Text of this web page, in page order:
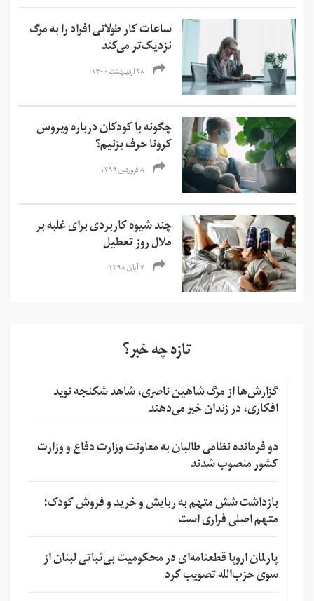
ساعات کار طولانی افراد را به مرگ
نزدیک‌تر می‌کند
۲۸ اردیبهشت ۱۴۰۰
چگونه با کودکان درباره ویروس
کرونا حرف بزنیم؟
۸ فروردین ۱۳۹۹
چند شیوه کاربردی برای غلبه بر
ملال روز تعطیل
۷ آبان ۱۳۹۸
تازه چه خبر؟
گزارش‌ها از مرگ شاهین ناصری، شاهد شکنجه نوید
افکاری، در زندان خبر می‌دهند
دو فرمانده نظامی طالبان به معاونت وزارت دفاع و وزارت
کشور منصوب شدند
بازداشت شش متهم به ربایش و خرید و فروش کودک؛
متهم اصلی فراری است
پارلمان اروپا قطعنامه‌ای در محکومیت بی‌ثباتی لبنان از
سوی حزب‌الله تصویب کرد